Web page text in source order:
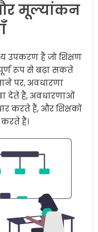
मूल्यांकन
उपकरण हैं जो शिक्षण
रूप से बढ़ा सकते
पर, अवधारणा
देते हैं, अवधारणाओं
करते हैं, और शिक्षकों
हैं।